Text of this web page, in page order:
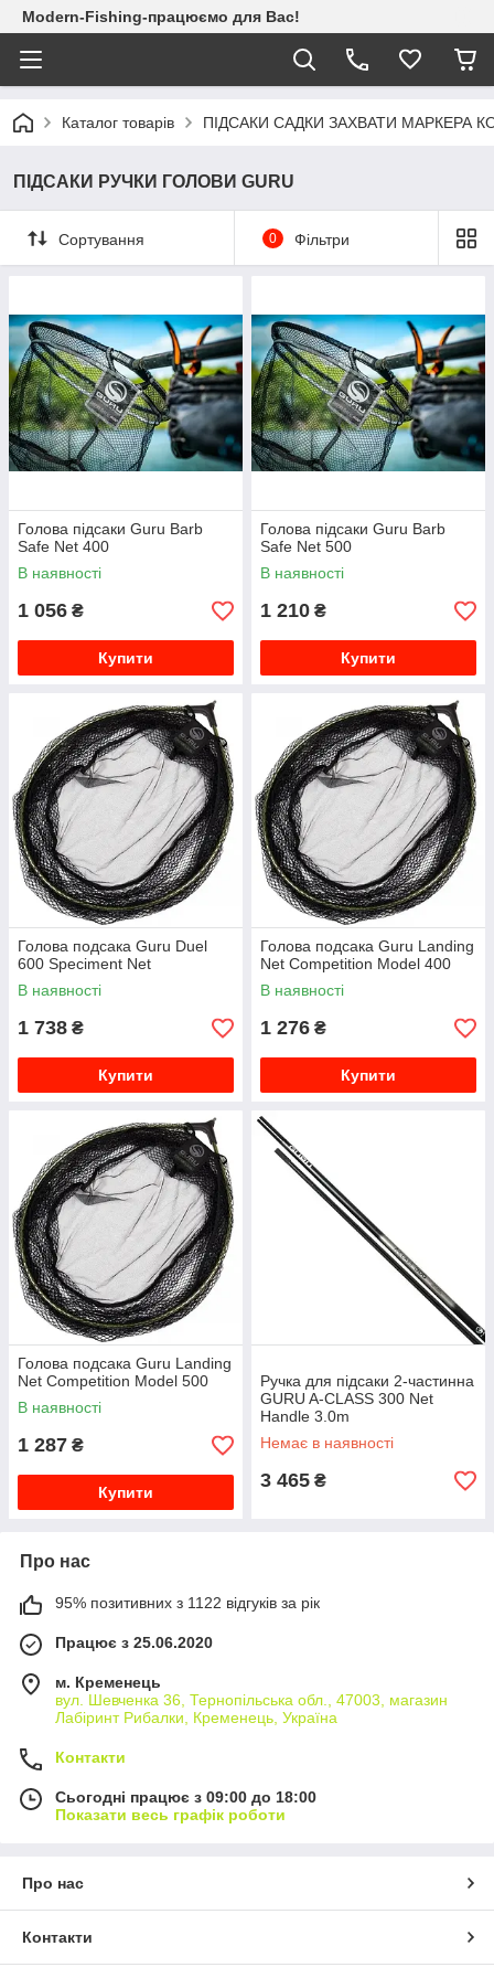
Modern-Fishing-працюємо для Вас!
Каталог товарів ПІДСАКИ САДКИ ЗАХВАТИ МАРКЕРА
ПІДСАКИ РУЧКИ ГОЛОВИ GURU
Сортування 0 Фільтри
Голова підсаки Guru Barb
Safe Net 400
В наявності
1 056 ₴
Купити
Голова підсаки Guru Barb
Safe Net 500
В наявності
1 210 ₴
Купити
Голова подсака Guru Duel
600 Speciment Net
В наявності
1 738 ₴
Купити
Голова подсака Guru Landing
Net Competition Model 400
В наявності
1 276 ₴
Купити
Голова подсака Guru Landing
Net Competition Model 500
В наявності
1 287 ₴
Купити
Ручка для підсаки 2-частинна
GURU A-CLASS 300 Net
Handle 3.0m
Немає в наявності
3 465 ₴
Про нас
95% позитивних з 1122 відгуків за рік
Працює з 25.06.2020
м. Кременець
вул. Шевченка 36, Тернопільська обл., 47003, магазин
Лабіринт Рибалки, Кременець, Україна
Контакти
Сьогодні працює з 09:00 до 18:00
Показати весь графік роботи
Про нас
Контакти